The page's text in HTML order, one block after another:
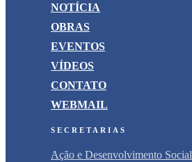
NOTÍCIA
OBRAS
EVENTOS
VÍDEOS
CONTATO
WEBMAIL
SECRETARIAS
Ação e Desenvolvimento Social